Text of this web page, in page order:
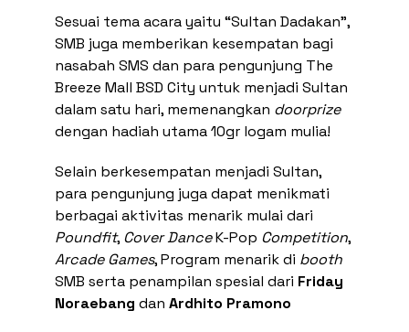
Sesuai tema acara yaitu “Sultan Dadakan”,
SMB juga memberikan kesempatan bagi
nasabah SMS dan para pengunjung The
Breeze Mall BSD City untuk menjadi Sultan
dalam satu hari, memenangkan doorprize
dengan hadiah utama 10gr logam mulia!
Selain berkesempatan menjadi Sultan,
para pengunjung juga dapat menikmati
berbagai aktivitas menarik mulai dari
Poundfit, CoverDanceK-Pop Competition,
Arcade Games, Program menarik di booth
SMB serta penampilan spesial dari Friday
Noraebang dan Ardhito Pramono